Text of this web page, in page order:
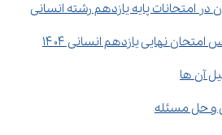
در امتحانات پایه یازدهم رشته انسانی
نهایی یازدهم انسانی ۱۴۰۴
آن ها
و حل مسئله